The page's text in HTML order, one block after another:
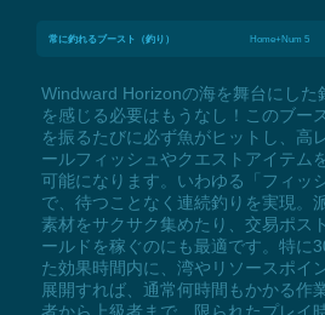
常に釣れるブースト（釣り） Home+Num 5
Windward Horizonの海を舞台にした
を感じる必要はもうなし！このブー
を振るたびに必ず魚がヒットし、高
ールフィッシュやクエストアイテム
可能になります。いわゆる「フィッ
で、待つことなく連続釣りを実現。
素材をサクサク集めたり、交易ポス
ールドを稼ぐのにも最適です。特に
た効果時間内に、湾やリソースポイ
展開すれば、通常何時間もかかる作
者から上級者まで、限られたプレイ